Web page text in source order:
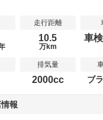
走行距離
10.5
万km
車
排気量
2000cc ブ
報